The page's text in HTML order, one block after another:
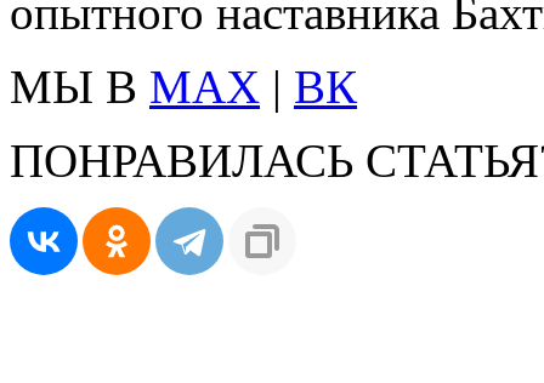
опытного наставника
МЫ В MAX | ВК
ПОНРАВИЛАСЬ